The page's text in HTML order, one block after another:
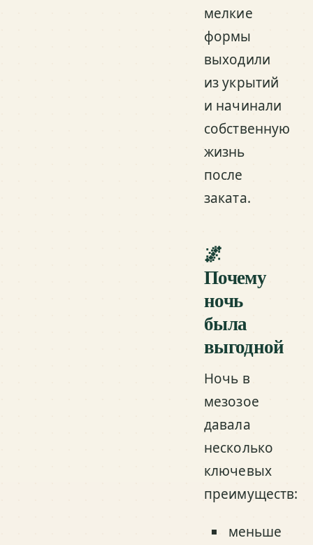
мелкие
формы
выходили
из укрытий
и начинали
собственную
жизнь
после
заката.
🌌
Почему
ночь
была
выгодной
Ночь в
мезозое
давала
несколько
ключевых
преимуществ:
меньше